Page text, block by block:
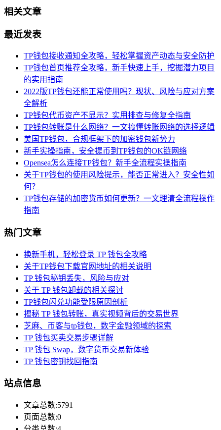
相关文章
最近发表
TP钱包接收通知全攻略，轻松掌握资产动态与安全防护
TP钱包首页推荐全攻略，新手快速上手，挖掘潜力项目
的实用指南
2022版TP钱包还能正常使用吗？现状、风险与应对方案
全解析
TP钱包代币资产不显示？实用排查与修复全指南
TP钱包转账是什么网络？一文搞懂转账网络的选择逻辑
美国TP钱包，合规框架下的加密钱包新势力
新手实操指南，安全提币到TP钱包的OK链网络
Opensea怎么连接TP钱包？新手全流程实操指南
关于TP钱包的使用风险提示，能否正常进入？安全性如
何？
TP钱包存储的加密货币如何更新？一文理清全流程操作
指南
热门文章
换新手机，轻松登录 TP 钱包全攻略
关于TP钱包下载官网地址的相关说明
TP 钱包秘钥丢失，风险与应对
关于 TP 钱包卸载的相关探讨
TP钱包闪兑功能受限原因剖析
揭秘 TP 钱包转账，真实视频背后的交易世界
芝麻、币客与tp钱包，数字金融领域的探索
TP 钱包买卖交易步骤详解
TP 钱包 Swap，数字货币交易新体验
TP 钱包密钥找回指南
站点信息
文章总数:5791
页面总数:0